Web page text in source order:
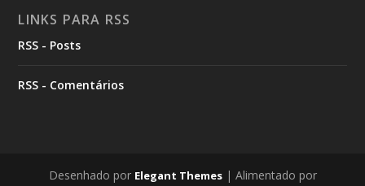
LINKS PARA RSS
RSS - Posts
RSS - Comentários
Desenhado por Elegant Themes| Alimentado por